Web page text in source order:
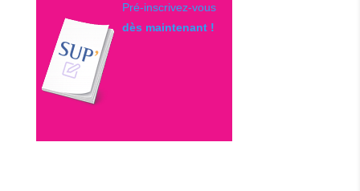
Pré-inscrivez-vous
dès maintenant !